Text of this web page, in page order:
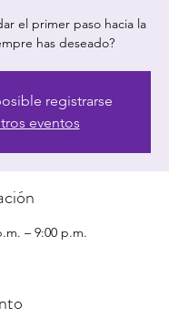
el primer paso hacia la
has deseado?
registrarse
eventos
– 9:00 p.m.